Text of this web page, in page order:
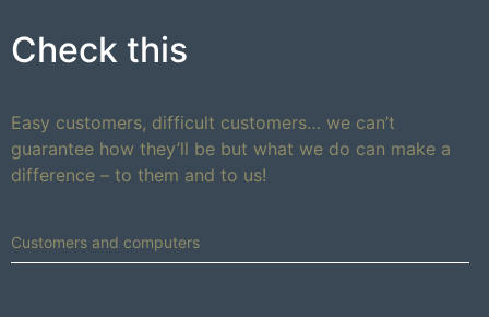
Check this
Easy customers, difficult customers… we can’t
guarantee how they’ll be but what we do can make a
difference – to them and to us!
Customers and computers